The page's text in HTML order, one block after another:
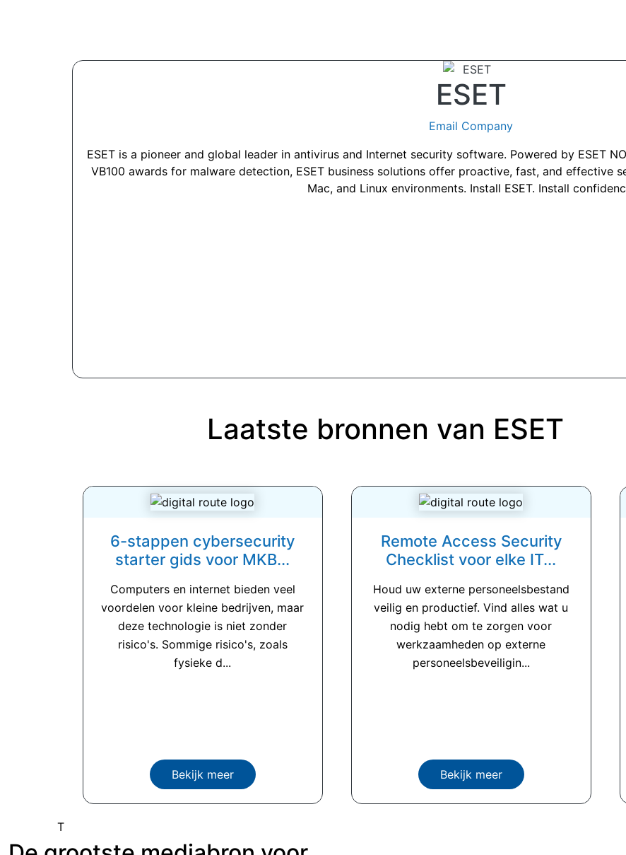
ESET
Email Company
ESET is a pioneer and global leader in antivirus and Internet security software. Powered by ESET
VB100 awards for malware detection, ESET business solutions offer proactive, fast, and effective
Mac, and Linux environments. Install ESET. Install
Laatste bronnen van ESET
6-stappen cybersecurity
starter gids voor MKB...
Computers en internet bieden veel
voordelen voor kleine bedrijven, maar
deze technologie is niet zonder
risico's. Sommige risico's, zoals
fysieke d...
Bekijk meer
Remote Access Security
Checklist voor elke IT...
Houd uw externe personeelsbestand
veilig en productief. Vind alles wat u
nodig hebt om te zorgen voor
werkzaamheden op externe
personeelsbeveiligin...
Bekijk meer
T